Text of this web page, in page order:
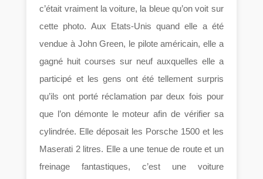
c’était vraiment la voiture, la bleue qu’on voit sur
cette photo. Aux Etats-Unis quand elle a été
vendue à John Green, le pilote américain, elle a
gagné huit courses sur neuf auxquelles elle a
participé et les gens ont été tellement surpris
qu’ils ont porté réclamation par deux fois pour
que l’on démonte le moteur afin de vérifier sa
cylindrée. Elle déposait les Porsche 1500 et les
Maserati 2 litres. Elle a une tenue de route et un
freinage fantastiques, c’est une voiture